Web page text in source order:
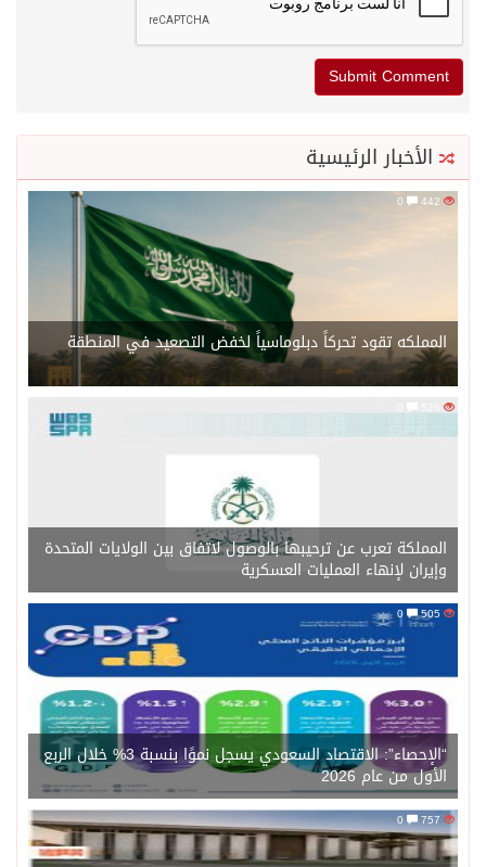
الأخبار الرئيسية
المملكه تقود تحركاً دبلوماسياً لخفض التصعيد في المنطقة
526
المملكة تعرب عن ترحيبها بالوصول لاتفاق بين الولايات المتحدة
وإيران لإنهاء العمليات العسكرية
505
“الإحصاء”: الاقتصاد السعودي يسجل نموًا بنسبة 3% خلال الربع
الأول من عام 2026
757
0